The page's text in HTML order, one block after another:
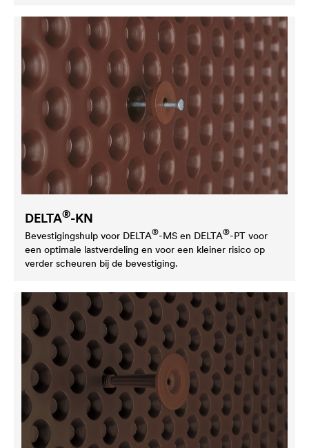
DELTA®-KN
Bevestigingshulp voor DELTA®-MS en DELTA®-PT voor
een optimale lastverdeling en voor een kleiner risico op
verder scheuren bij de bevestiging.